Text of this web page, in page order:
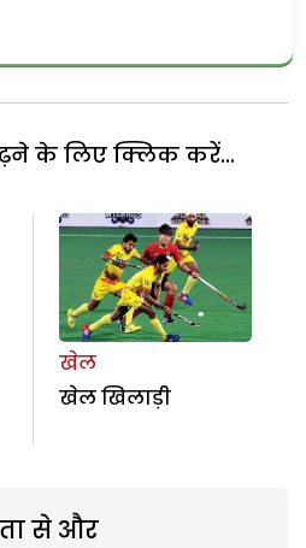
के लिए क्लिक करें...
खेल
खेल खिलाड़ी
से और